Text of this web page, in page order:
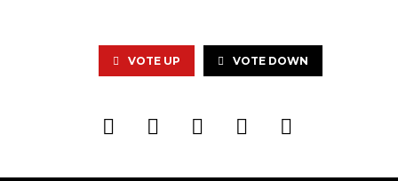
VOTE UP VOTE DOWN